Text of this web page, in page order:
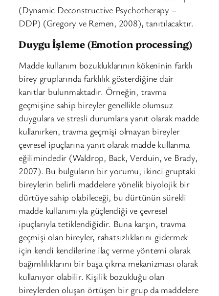
(Dynamic Deconstructive Psychotherapy –
DDP) (Gregory ve Remen, 2008), tanıtılacaktır.
Duygu İşleme (Emotion processing)
Madde kullanım bozukluklarının kökeninin farklı
birey gruplarında farklılık gösterdiğine dair
kanıtlar bulunmaktadır. Örneğin, travma
geçmişine sahip bireyler genellikle olumsuz
duygulara ve stresli durumlara yanıt olarak madde
kullanırken, travma geçmişi olmayan bireyler
çevresel ipuçlarına yanıt olarak madde kullanma
eğilimindedir (Waldrop, Back, Verduin, ve Brady,
2007). Bu bulguların bir yorumu, ikinci gruptaki
bireylerin belirli maddelere yönelik biyolojik bir
dürtüye sahip olabileceği, bu dürtünün sürekli
madde kullanımıyla güçlendiği ve çevresel
ipuçlarıyla tetiklendiğidir. Buna karşın, travma
geçmişi olan bireyler, rahatsızlıklarını gidermek
için kendi kendilerine ilaç verme yöntemi olarak
bağımlılıklarını bir başa çıkma mekanizması olarak
kullanıyor olabilir. Kişilik bozukluğu olan
bireylerden oluşan örtüşen bir grup da maddelere